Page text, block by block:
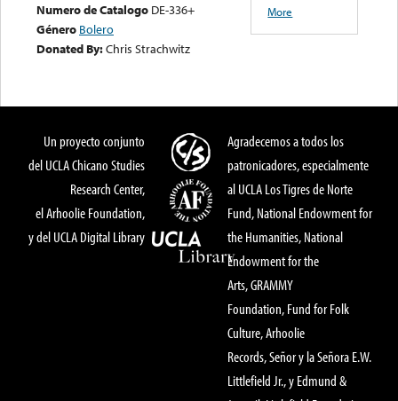
Numero de Catalogo DE-336+
Género Bolero
Donated By:Chris Strachwitz
More
Un proyecto conjunto
del UCLA Chicano Studies
Research Center,
el Arhoolie Foundation,
y del UCLA Digital Library
Agradecemos a todos los
patronicadores, especialmente
al UCLA Los Tigres de Norte
Fund, National Endowment for
the Humanities, National
Endowment for the
Arts, GRAMMY
Foundation, Fund for Folk
Culture, Arhoolie
Records, Señor y la Señora E.W.
Littlefield Jr., y Edmund &